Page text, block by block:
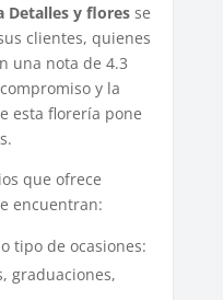
Detalles y floresse
clientes, quienes
una nota de 4.3
y la
esta florería pone
que ofrece
encuentran:
tipo de ocasiones:
graduaciones,